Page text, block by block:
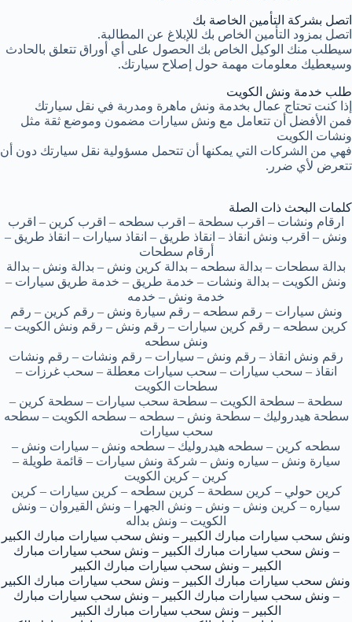
اتصل بشركة التأمين الخاصة بك
اتصل بمزود التأمين الخاص بك للإبلاغ عن المطالبة.
سيطلب منك الوكيل الخاص بك الحصول على أي أوراق تتعلق بالحادث
وسيعطيك معلومات مهمة حول إصلاح سيارتك.
طلب خدمة ونش الكويت
إذا كنت تحتاج عمال بخدمة ونش ماهرة ومدربة في نقل سيارتك
فمن الأفضل أن تتعامل مع ونش سيارات مضمون وموضع ثقة مثل
ونشات الكويت
فهي من الشركات التي يمكنها أن تتحمل مسؤولية نقل سيارتك دون أن
تتعرض لأي ضرر.
كلمات البحث ذات الصلة
ارقام ونشات – اقرب سطحة – اقرب سطحه – اقرب كرين – اقرب
ونش – اقرب ونش انقاذ – انقاذ طريق – انقاذ سيارات – انقاذ طريق –
أرقام سطحات
بدالة سطحات – بدالة سطحه – بدالة كرين ونش – بدالة ونش – بدالة
ونش الكويت – بدالة ونشات – خدمة طريق – خدمة طريق سيارات –
خدمة ونش – خدمه
ونش سيارات – رقم سطحه – رقم سيارة ونش – رقم كرين – رقم
كرين سطحه – رقم كرين سيارات – رقم ونش – رقم ونش الكويت –
ونش سطحه
رقم ونش انقاذ – رقم ونش – سيارات – رقم ونشات – رقم ونشات
انقاذ – سحب سيارات – سحب سيارات معطلة – سحب غرزات –
سطحات الكويت
سطحة – سطحة الكويت – سطحة سحب سيارات – سطحة كرين –
سطحة هيدروليك – سطحة ونش – سطحه – سطحه الكويت – سطحه
سحب سيارات
سطحه كرين – سطحه هيدروليك – سطحه ونش – سيارات ونش –
سيارة ونش – سياره ونش – شركة ونش سيارات – قائمة طويلة –
كرين – كرين الكويت
كرين حولي – كرين سطحة – كرين سطحه – كرين سيارات – كرين
سياره – كرين ونش – ونش – ونش الجهرا – ونش القيروان – ونش
الكويت – ونش بداله
ونش سحب سيارات مبارك الكبير – ونش سحب سيارات مبارك الكبير
– ونش سحب سيارات مبارك الكبير – ونش سحب سيارات مبارك
الكبير – ونش سحب سيارات مبارك الكبير
ونش سحب سيارات مبارك الكبير – ونش سحب سيارات مبارك الكبير
– ونش سحب سيارات مبارك الكبير – ونش سحب سيارات مبارك
الكبير – ونش سحب سيارات مبارك الكبير